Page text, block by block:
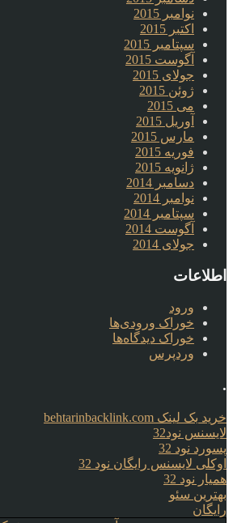
نوامبر 2015
اکتبر 2015
سپتامبر 2015
آگوست 2015
جولای 2015
ژوئن 2015
می 2015
آوریل 2015
مارس 2015
فوریه 2015
ژانویه 2015
دسامبر 2014
نوامبر 2014
سپتامبر 2014
آگوست 2014
جولای 2014
اطلاعات
ورود
خوراک ورودی‌ها
خوراک دیدگاه‌ها
وردپرس
.
خرید بک لینک behtarinbacklink.com
لایسنس نود32
پسورد نود 32
اوکلی لایسنس رایگان نود 32
همیار نود 32
بهترین سئو
رایگان